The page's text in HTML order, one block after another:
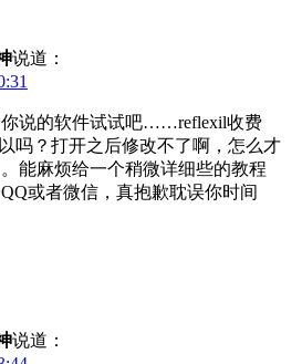
说道：
说的软件试试吧……reflexil收费
？打开之后修改不了啊，怎么才
能麻烦给一个稍微详细些的教程
或者微信，真抱歉耽误你时间
说道：